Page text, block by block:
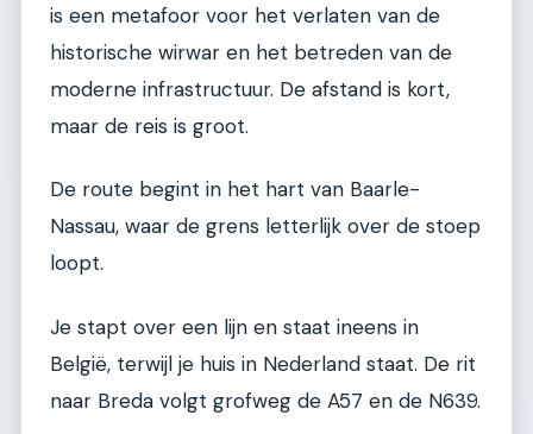
is een metafoor voor het verlaten van de
historische wirwar en het betreden van de
moderne infrastructuur. De afstand is kort,
maar de reis is groot.
De route begint in het hart van Baarle-
Nassau, waar de grens letterlijk over de stoep
loopt.
Je stapt over een lijn en staat ineens in
België, terwijl je huis in Nederland staat. De rit
naar Breda volgt grofweg de A57 en de N639.